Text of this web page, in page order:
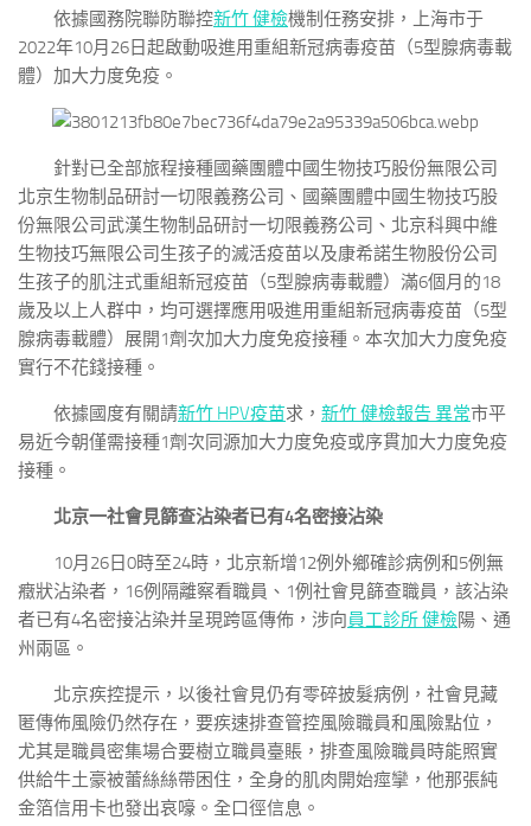
依據國務院聯防聯控新竹 健檢機制任務安排，上海市于
2022年10月26日起啟動吸進用重組新冠病毒疫苗（5型腺病毒載
體）加大力度免疫。
針對已全部旅程接種國藥團體中國生物技巧股份無限公司
北京生物制品研討一切限義務公司、國藥團體中國生物技巧股
份無限公司武漢生物制品研討一切限義務公司、北京科興中維
生物技巧無限公司生孩子的滅活疫苗以及康希諾生物股份公司
生孩子的肌注式重組新冠疫苗（5型腺病毒載體）滿6個月的18
歲及以上人群中，均可選擇應用吸進用重組新冠病毒疫苗（5型
腺病毒載體）展開1劑次加大力度免疫接種。本次加大力度免疫
實行不花錢接種。
依據國度有關請新竹 HPV疫苗求， 新竹 健檢報告 異常市平
易近今朝僅需接種1劑次同源加大力度免疫或序貫加大力度免疫
接種。
北京一社會見篩查沾染者已有4名密接沾染
10月26日0時至24時，北京新增12例外鄉確診病例和5例無
癥狀沾染者，16例隔離察看職員、1例社會見篩查職員，該沾染
者已有4名密接沾染并呈現跨區傳佈，涉向員工診所 健檢陽、通
州兩區。
北京疾控提示，以後社會見仍有零碎披髮病例，社會見藏
匿傳佈風險仍然存在，要疾速排查管控風險職員和風險點位，
尤其是職員密集場合要樹立職員臺賬，排查風險職員時能照實
供給牛土豪被蕾絲絲帶困住，全身的肌肉開始痙攣，他那張純
金箔信用卡也發出哀嚎。全口徑信息。